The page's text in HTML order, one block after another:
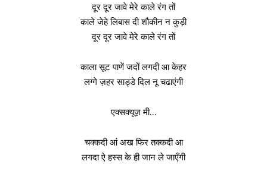
दूर दूर जावे मेरे काले रंग तों
काले जेहे लिबास दी शौकीन न कुड़ी
दूर दूर जावे मेरे काले रंग तों
काला सूट पाणें जदों लगदी आ केहर
लग्गे ज़हर साड्डे दिल नू चढाएंगी
एक्सक्यूज़ मी…
चक्कदी आं अख फिर तक्कदी आ
लगदा ऐ हस्स के ही जान ले जाएँगी